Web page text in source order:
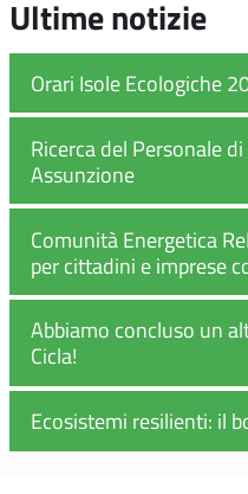
Ultime notizie
Orari Isole Ecologiche
Ricerca del Personale
Assunzione
Comunità Energetica
per cittadini e imprese
Abbiamo concluso un
Cicla!
Ecosistemi resilienti: il